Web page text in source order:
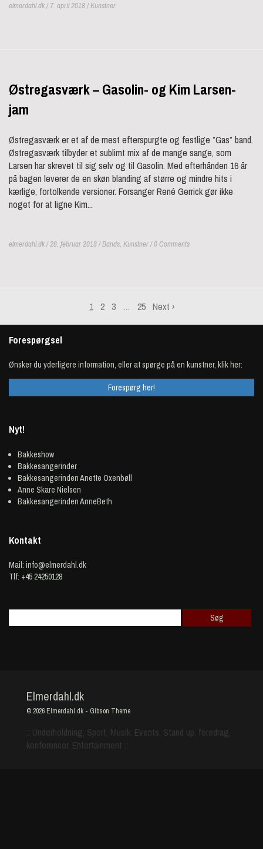
elmerdahl.dk / 7. april 2018 /Kunstner
Østregasværk – Gasolin- og Kim Larsen-
jam
Østregasværk er et af de mest efterspurgte og festlige ”Gas” band.
Østregasværk tilbyder et sublimt mix af de mange sange, som
Larsen har skrevet til sig selv og til Gasolin. Med efterhånden 16 år
på bagen leverer de en skøn blanding af større og mindre hits i
kærlige, fortolkende versioner. Forsanger René Gerrick gør ikke
noget for at ligne Kim...
elmerdahl.dk / 28. februar 2018 /Bands, Kunstner/ 0 Comments
1 2 3 … 25 Next ›
Forespørgsel
Ønsker du yderligere information, eller at spørge på en kunstner, klik her:
Forespørg her!
Nyt!
Bakkeshow
Bakkesangerinder
Bakkesangerinden Anette Oxenbøll
Anne Skare Nielsen
Bakkesangerinden AnneBeth
Kontakt
Mail: info@elmerdahl.dk
Tlf: +45 24250128
Elmerdahl.dk
© 2026 Elmerdahl.dk - Gibson Theme
:: Underholdning, Sport, Musik, Events, Stand up, foredrag,
konferencer, Entertainment ::